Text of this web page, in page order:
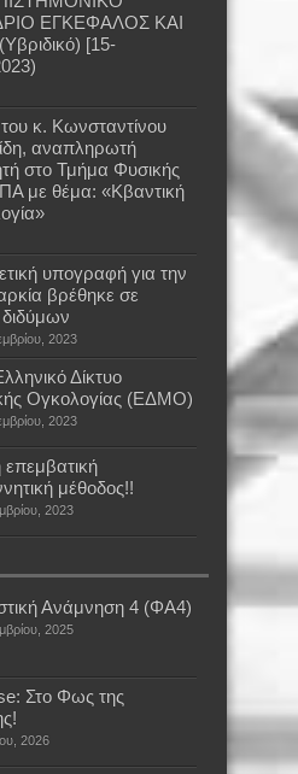
ΕΓΚΕΦΑΛΟΣ ΚΑΙ
[15-
του κ. Κωνσταντίνου
αναπληρωτή
στο Τμήμα Φυσικής
με θέμα: «Κβαντική
υπογραφή για την
βρέθηκε σε
2023
Δίκτυο
Ογκολογίας (ΕΔΜΟ)
2023
μέθοδος!!
2023
Ανάμνηση 4 (ΦΑ4)
2025
Στο Φως της
2026